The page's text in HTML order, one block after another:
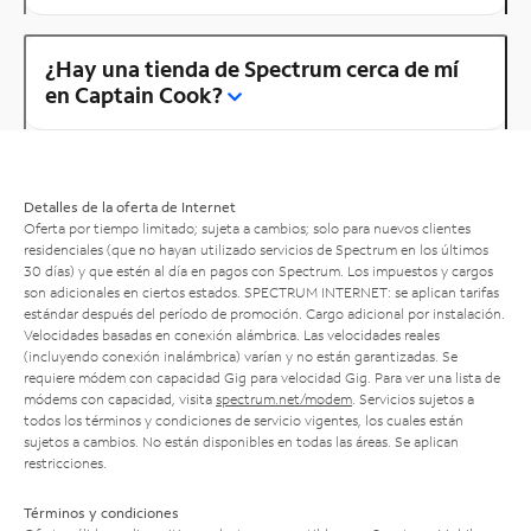
¿Hay una tienda de Spectrum cerca de mí
en Captain Cook?
Detalles de la oferta de Internet
Oferta por tiempo limitado; sujeta a cambios; solo para nuevos clientes
residenciales (que no hayan utilizado servicios de Spectrum en los últimos
30 días) y que estén al día en pagos con Spectrum. Los impuestos y cargos
son adicionales en ciertos estados. SPECTRUM INTERNET: se aplican tarifas
estándar después del período de promoción. Cargo adicional por instalación.
Velocidades basadas en conexión alámbrica. Las velocidades reales
(incluyendo conexión inalámbrica) varían y no están garantizadas. Se
requiere módem con capacidad Gig para velocidad Gig. Para ver una lista de
módems con capacidad, visita spectrum.net/modem . Servicios sujetos a
todos los términos y condiciones de servicio vigentes, los cuales están
sujetos a cambios. No están disponibles en todas las áreas. Se aplican
restricciones.
Términos y condiciones